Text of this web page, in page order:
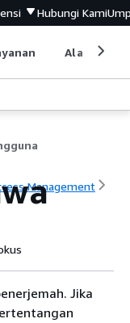
Hubungi Kami
Alat
Management
Jika